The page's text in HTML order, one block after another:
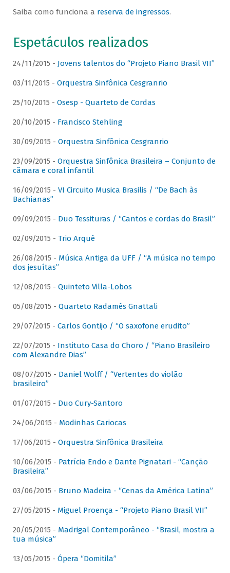
Saiba como funciona a reserva de ingressos.
Espetáculos realizados
24/11/2015 - Jovens talentos do “Projeto Piano Brasil VII”
03/11/2015 - Orquestra Sinfônica Cesgranrio
25/10/2015 - Osesp - Quarteto de Cordas
20/10/2015 - Francisco Stehling
30/09/2015 - Orquestra Sinfônica Cesgranrio
23/09/2015 - Orquestra Sinfônica Brasileira – Conjunto de
câmara e coral infantil
16/09/2015 - VI Circuito Musica Brasilis / “De Bach às
Bachianas”
09/09/2015 - Duo Tessituras / “Cantos e cordas do Brasil”
02/09/2015 - Trio Arqué
26/08/2015 - Música Antiga da UFF / “A música no tempo
dos jesuítas”
12/08/2015 - Quinteto Villa-Lobos
05/08/2015 - Quarteto Radamés Gnattali
29/07/2015 - Carlos Gontijo / “O saxofone erudito”
22/07/2015 - Instituto Casa do Choro / “Piano Brasileiro
com Alexandre Dias”
08/07/2015 - Daniel Wolff / “Vertentes do violão
brasileiro”
01/07/2015 - Duo Cury-Santoro
24/06/2015 - Modinhas Cariocas
17/06/2015 - Orquestra Sinfônica Brasileira
10/06/2015 - Patrícia Endo e Dante Pignatari - “Canção
Brasileira”
03/06/2015 - Bruno Madeira - “Cenas da América Latina”
27/05/2015 - Miguel Proença - “Projeto Piano Brasil VII”
20/05/2015 - Madrigal Contemporâneo - “Brasil, mostra a
tua música”
13/05/2015 - Ópera “Domitila”